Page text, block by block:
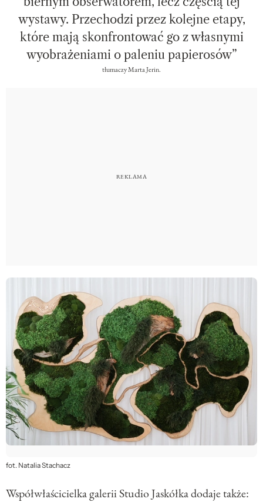
wystawy. Przechodzi przez kolejne etapy,
które mają skonfrontować go z własnymi
wyobrażeniami o paleniu papierosów”
tłumaczy Marta Jerin.
fot. Natalia Stachacz
Współwłaścicielka galerii Studio Jaskółka dodaje także: